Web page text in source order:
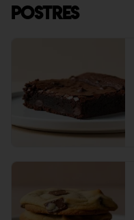
Postres